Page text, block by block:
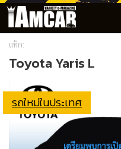
แท็ก:
Toyota Yaris L
รถใหม่ในประเทศ